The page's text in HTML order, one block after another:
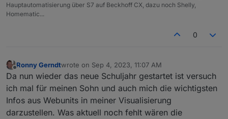
Hauptautomatisierung über S7 auf Beckhoff CX, dazu noch Shelly,
Homematic...
0
Ronny Gerndtwrote on Sep 4, 2023, 11:07 AM
last edited by
Da nun wieder das neue Schuljahr gestartet ist versuch
ich mal für meinen Sohn und auch mich die wichtigsten
Infos aus Webunits in meiner Visualisierung
darzustellen. Was aktuell noch fehlt wären die